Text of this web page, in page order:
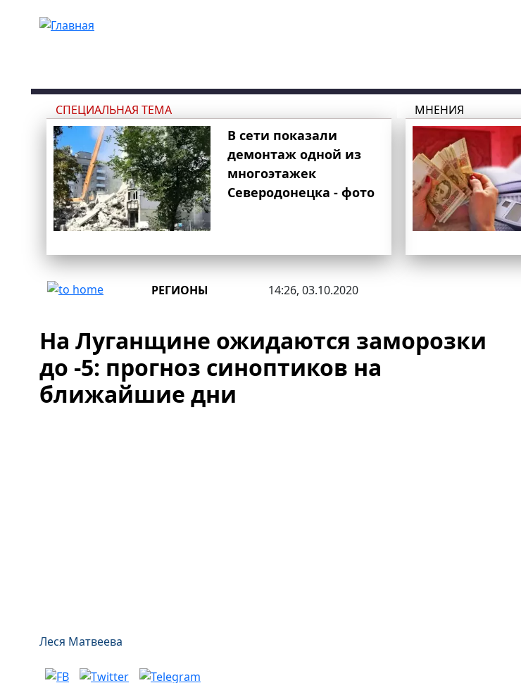
СПЕЦИАЛЬНАЯ ТЕМА
В сети показали
демонтаж одной из
многоэтажек
Северодонецка - фото
МНЕНИЯ
РЕГИОНЫ 14:26, 03.10.2020
На Луганщине ожидаются заморозки
до -5: прогноз синоптиков на
ближайшие дни
Леся Матвеева